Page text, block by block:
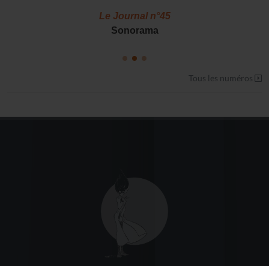
Le Journal n°45
Sonorama
Tous les numéros